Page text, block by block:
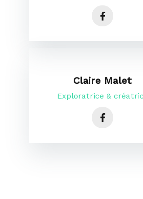
Claire Malet
Exploratrice &